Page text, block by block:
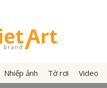
Nhiếp ảnh Tờ rơi Video